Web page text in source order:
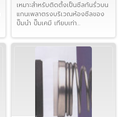
เหมาะสำหรับติดตั้งเป็นซีลกันรั่วบน
แกนเพลาตรงบริเวณห้องซีลของ
ปั๊มนำ ปั๊มเคมี เทียบเท่า